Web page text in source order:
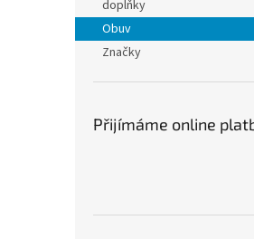
doplňky
Obuv
Značky
Přijímáme online